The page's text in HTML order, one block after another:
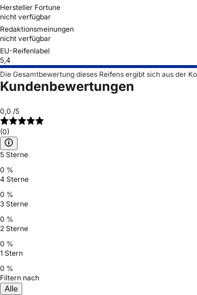
Hersteller Fortune
nicht verfügbar
Redaktionsmeinungen
nicht verfügbar
EU-Reifenlabel
5,4
Die Gesamtbewertung dieses Reifens ergibt sich aus der
Kundenbewertungen
0,0 /5
(0)
5 Sterne
0 %
4 Sterne
0 %
3 Sterne
0 %
2 Sterne
0 %
1 Stern
0 %
Filtern nach
Alle